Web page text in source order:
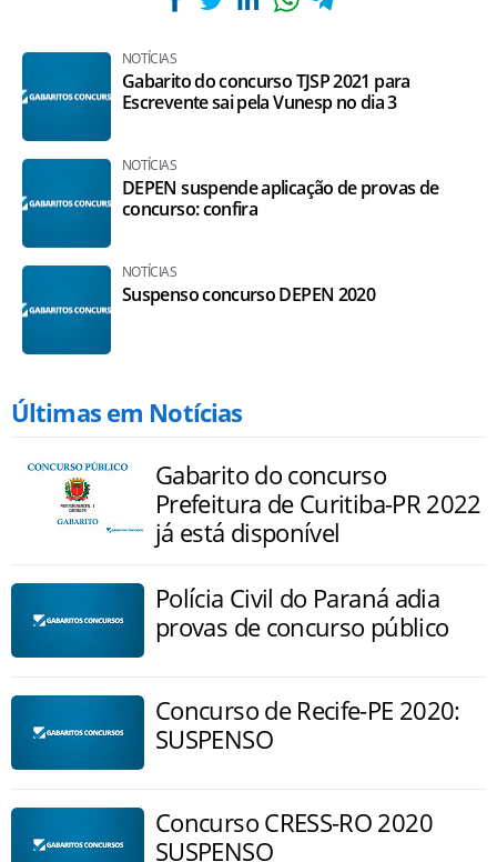
NOTÍCIAS
Gabarito do concurso TJSP 2021 para
Escrevente sai pela Vunesp no dia 3
NOTÍCIAS
DEPEN suspende aplicação de provas de
concurso: confira
NOTÍCIAS
Suspenso concurso DEPEN 2020
Últimas em Notícias
Gabarito do concurso
Prefeitura de Curitiba-PR 2022
já está disponível
Polícia Civil do Paraná adia
provas de concurso público
Concurso de Recife-PE 2020:
SUSPENSO
Concurso CRESS-RO 2020
SUSPENSO